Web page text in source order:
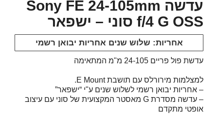
עדשה Sony FE 24-105mm
f/4 G OSS סוני – ישפאר
אחריות: שלוש שנים אחריות יבואן רשמי
עדשת פול פריים 24-105 מ"מ המתאימה
למצלמות מירורלס עם תושבת E Mount.
– אחריות יבואן רשמי לשלוש שנים ע"י “ישפאר”
– עדשה מסדרת G מאסטר המקצועית של סוני עם עיצוב
אופטי מתקדם